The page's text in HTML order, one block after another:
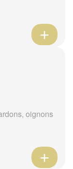
oignons